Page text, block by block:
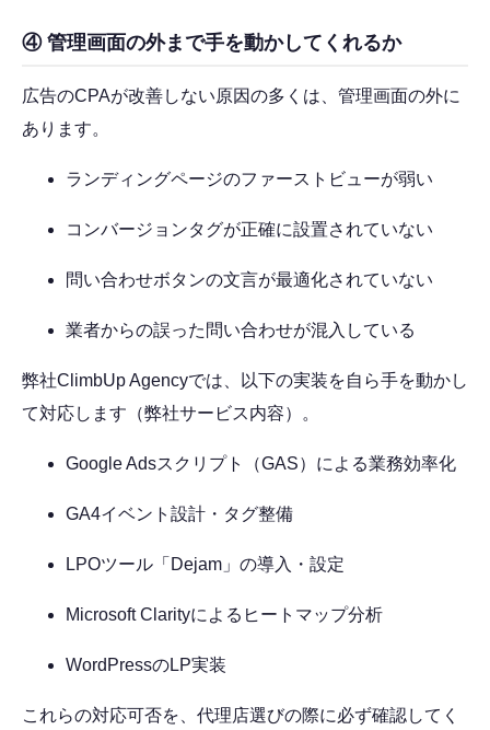
④ 管理画面の外まで手を動かしてくれるか
広告のCPAが改善しない原因の多くは、管理画面の外に
あります。
ランディングページのファーストビューが弱い
コンバージョンタグが正確に設置されていない
問い合わせボタンの文言が最適化されていない
業者からの誤った問い合わせが混入している
弊社ClimbUp Agencyでは、以下の実装を自ら手を動かし
て対応します（弊社サービス内容）。
Google Adsスクリプト（GAS）による業務効率化
GA4イベント設計・タグ整備
LPOツール「Dejam」の導入・設定
Microsoft Clarityによるヒートマップ分析
WordPressのLP実装
これらの対応可否を、代理店選びの際に必ず確認してく